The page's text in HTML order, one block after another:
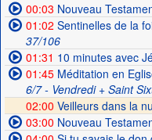
00:03 Nouveau
01:02 Sentinelles de la
37/106
01:31 10 minutes avec
01:45Méditation en
6/7 - Vendredi + Saint
02:00 Veilleurs dans la
03:00 Nouveau